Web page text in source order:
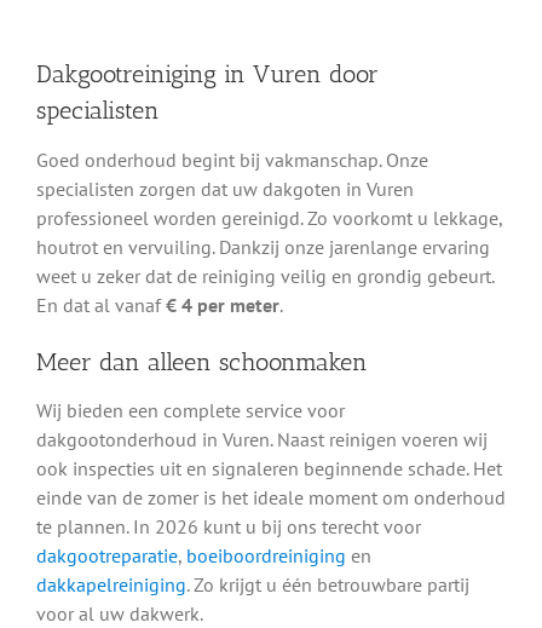
Dakgootreiniging in Vuren door
specialisten
Goed onderhoud begint bij vakmanschap. Onze
specialisten zorgen dat uw dakgoten in Vuren
professioneel worden gereinigd. Zo voorkomt u lekkage,
houtrot en vervuiling. Dankzij onze jarenlange ervaring
weet u zeker dat de reiniging veilig en grondig gebeurt.
En dat al vanaf€ 4 per meter.
Meer dan alleen schoonmaken
Wij bieden een complete service voor
dakgootonderhoud in Vuren. Naast reinigen voeren wij
ook inspecties uit en signaleren beginnende schade. Het
einde van de zomer is het ideale moment om onderhoud
te plannen. In 2026 kunt u bij ons terecht voor
dakgootreparatie, boeiboordreiniging en
dakkapelreiniging. Zo krijgt u één betrouwbare partij
voor al uw dakwerk.